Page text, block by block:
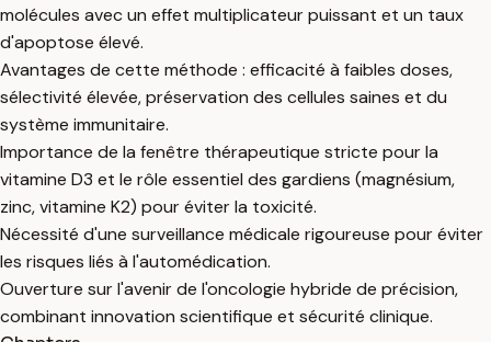
molécules avec un effet multiplicateur puissant et un taux
d'apoptose élevé.
Avantages de cette méthode : efficacité à faibles doses,
sélectivité élevée, préservation des cellules saines et du
système immunitaire.
Importance de la fenêtre thérapeutique stricte pour la
vitamine D3 et le rôle essentiel des gardiens (magnésium,
zinc, vitamine K2) pour éviter la toxicité.
Nécessité d'une surveillance médicale rigoureuse pour éviter
les risques liés à l'automédication.
Ouverture sur l'avenir de l'oncologie hybride de précision,
combinant innovation scientifique et sécurité clinique.